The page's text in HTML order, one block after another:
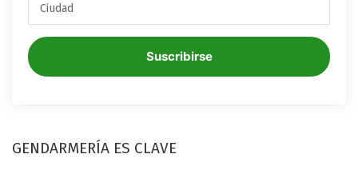
Suscribirse
GENDARMERÍA ES CLAVE